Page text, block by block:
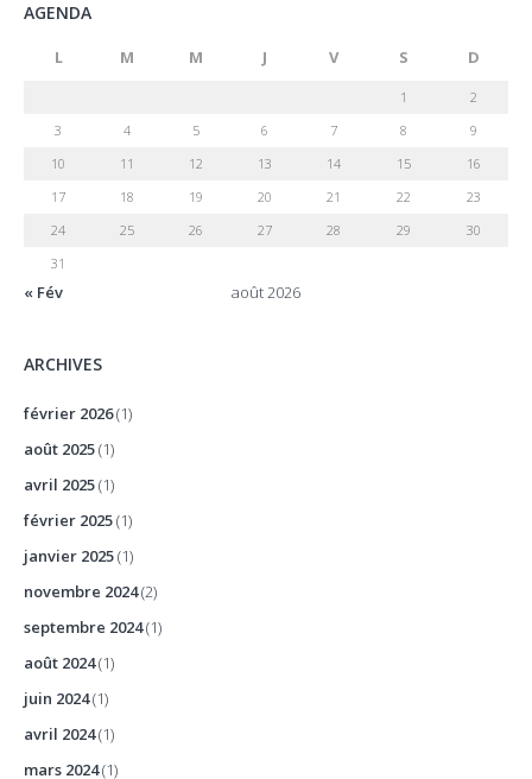
AGENDA
août 2026
L M M J V S D
1
2
3
4 5 6 7 8
9
10
11 12 13 14 15
16
17
18 19 20 21 22
23
24
25 26 27 28 29
30
31
« Fév
ARCHIVES
février 2026(1)
août 2025(1)
avril 2025(1)
février 2025(1)
janvier 2025(1)
novembre 2024(2)
septembre 2024(1)
août 2024(1)
juin 2024(1)
avril 2024(1)
mars 2024(1)